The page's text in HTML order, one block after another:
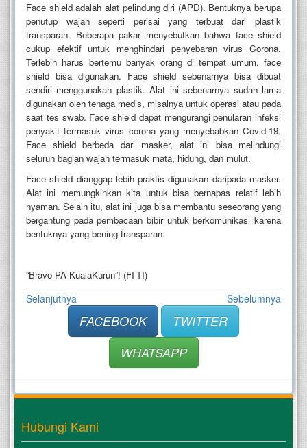
Face shield adalah alat pelindung diri (APD). Bentuknya berupa
penutup wajah seperti perisai yang terbuat dari plastik
transparan. Beberapa pakar menyebutkan bahwa face shield
cukup efektif untuk menghindari penyebaran virus Corona.
Terlebih harus bertemu banyak orang di tempat umum, face
shield bisa digunakan. Face shield sebenarnya bisa dibuat
sendiri menggunakan plastik. Alat ini sebenarnya sudah lama
digunakan oleh tenaga medis, misalnya untuk operasi atau pada
saat tes swab. Face shield dapat mengurangi penularan infeksi
penyakit termasuk virus corona yang menyebabkan Covid-19.
Face shield berbeda dari masker, alat ini bisa melindungi
seluruh bagian wajah termasuk mata, hidung, dan mulut.
Face shield dianggap lebih praktis digunakan daripada masker.
Alat ini memungkinkan kita untuk bisa bernapas relatif lebih
nyaman. Selain itu, alat ini juga bisa membantu seseorang yang
bergantung pada pembacaan bibir untuk berkomunikasi karena
bentuknya yang bening transparan.
“Bravo PA KualaKurun”! (FI-TI)
Selanjutnya Sebelumnya
FACEBOOK
TWITTER
WHATSAPP
Hubungi Kami